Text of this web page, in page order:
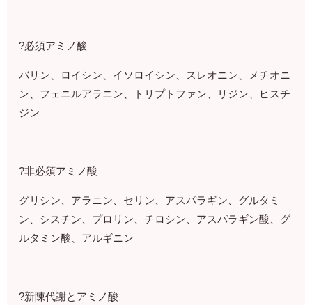
?必須アミノ酸
バリン、ロイシン、イソロイシン、スレオニン、メチオニ
ン、フェニルアラニン、トリプトファン、リジン、ヒスチ
ジン
?非必須アミノ酸
グリシン、アラニン、セリン、アスパラギン、グルタミ
ン、シスチン、プロリン、チロシン、アスパラギン酸、グ
ルタミン酸、アルギニン
?新陳代謝とアミノ酸